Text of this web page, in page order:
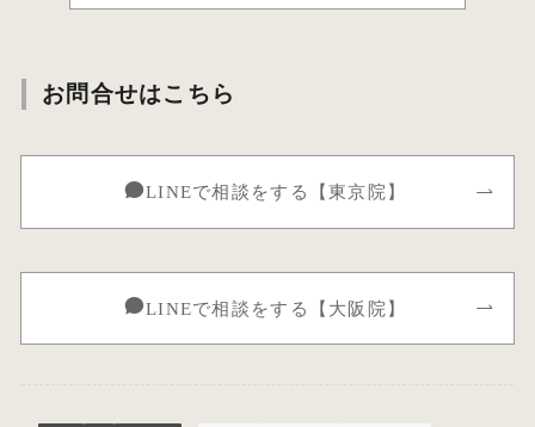
お問合せはこちら
LINEで相談をする【東京院】
LINEで相談をする【大阪院】